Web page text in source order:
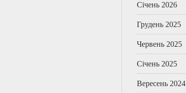
Січень 2026
Грудень 2025
Червень 2025
Січень 2025
Вересень 2024